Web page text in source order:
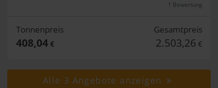
1 Bewertung
Tonnenpreis
408,04€
Gesamtpreis
2.503,26 €
Alle 3 Angebote anzeigen